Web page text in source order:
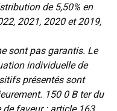
de 5,50% en
2021, 2020 et 2019,
sont pas garantis. Le
individuelle de
présentés sont
150 0 B ter du